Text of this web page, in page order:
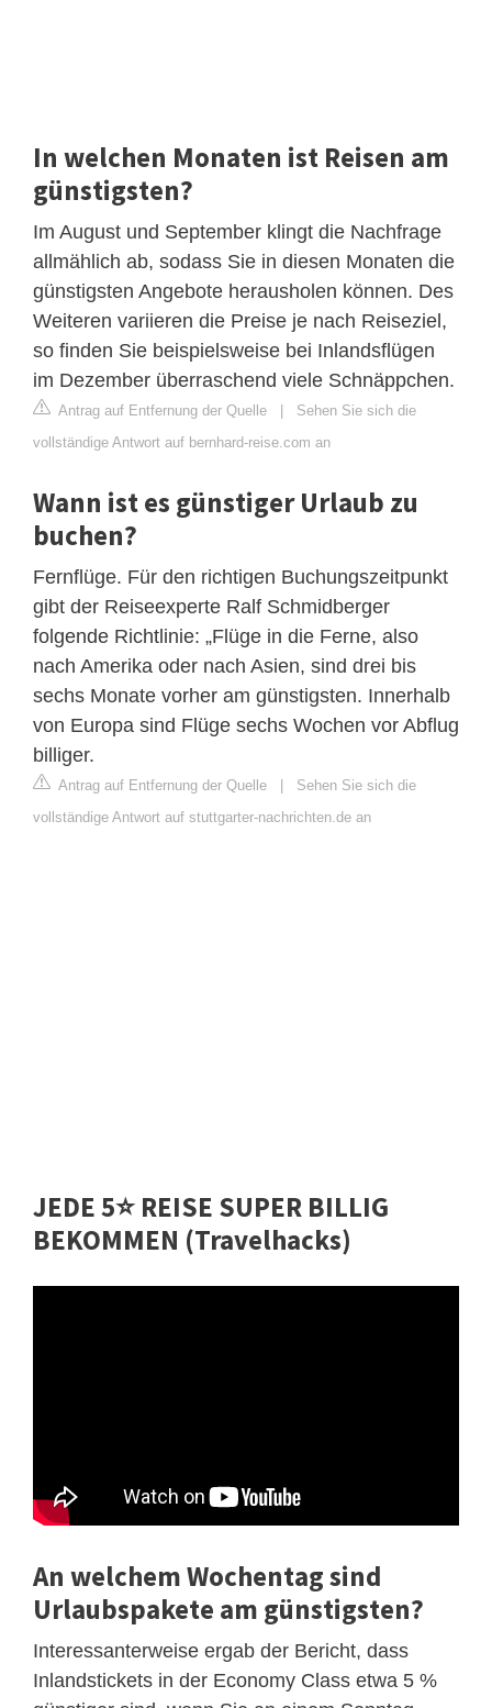
In welchen Monaten ist Reisen am
günstigsten?
Im August und September klingt die Nachfrage
allmählich ab, sodass Sie in diesen Monaten die
günstigsten Angebote herausholen können. Des
Weiteren variieren die Preise je nach Reiseziel,
so finden Sie beispielsweise bei Inlandsflügen
im Dezember überraschend viele Schnäppchen.
Antrag auf Entfernung der Quelle
Sehen Sie sich die
vollständige Antwort auf bernhard-reise.com an
Wann ist es günstiger Urlaub zu
buchen?
Fernflüge. Für den richtigen Buchungszeitpunkt
gibt der Reiseexperte Ralf Schmidberger
folgende Richtlinie: „Flüge in die Ferne, also
nach Amerika oder nach Asien, sind drei bis
sechs Monate vorher am günstigsten. Innerhalb
von Europa sind Flüge sechs Wochen vor Abflug
billiger.
Antrag auf Entfernung der Quelle
Sehen Sie sich die
vollständige Antwort auf stuttgarter-nachrichten.de an
JEDE 5⭐️ REISE SUPER BILLIG
BEKOMMEN (Travelhacks)
An welchem ​​Wochentag sind
Urlaubspakete am günstigsten?
Interessanterweise ergab der Bericht, dass
Inlandstickets in der Economy Class etwa 5 %